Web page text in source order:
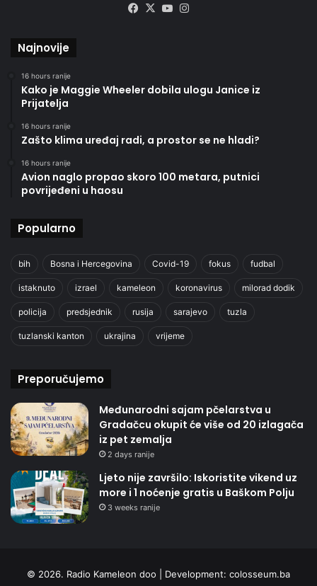
Facebook
X YouTube
Najnovije
16 hours ranije
Kako je Maggie Wheeler dobila ulogu Janice iz
Prijatelja
16 hours ranije
Zašto klima uređaj radi, a prostor se ne hladi?
16 hours ranije
Avion naglo propao skoro 100 metara, putnici
povrijeđeni u haosu
Popularno
bih Bosna i Hercegovina Covid-19 fokus fudbal
istaknuto izrael kameleon koronavirus milorad dodik
policija predsjednik rusija sarajevo tuzla
tuzlanski kanton ukrajina vrijeme
Preporučujemo
Međunarodni sajam pčelarstva u
Gradačcu okupit će više od 20 izlagača
iz pet zemalja
2 days ranije
Ljeto nije završilo: Iskoristite vikend uz
more i 1 noćenje gratis u Baškom Polju
3 weeks ranije
© 2026. Radio Kameleon doo | Development: colosseum.ba